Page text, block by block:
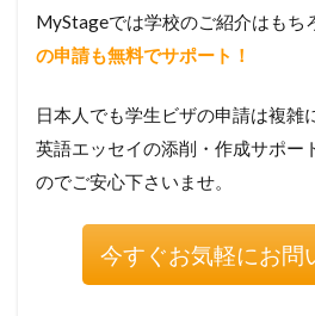
MyStageでは学校のご紹介はもち
の申請も無料でサポート！
日本人でも学生ビザの申請は複雑
英語エッセイの添削・作成サポー
のでご安心下さいませ。
今すぐお気軽にお